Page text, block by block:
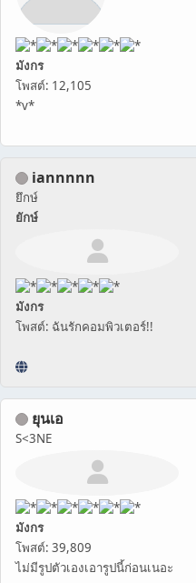
มังกร
โพสต์: 12,105
*v*
iannnnn
ยึกษ์
ยักษ์
มังกร
โพสต์: ฉันรักคอมพิวเตอร์!!
ยุนเอ
S<3NE
มังกร
โพสต์: 39,809
ไม่มีรูปตัวเองเอารูปนี้ก่อนเนอะ